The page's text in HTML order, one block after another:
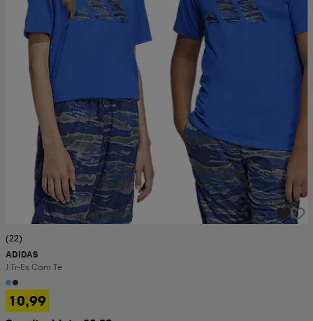
(22)
ADIDAS
J Tr-Es Cam Te
10,99